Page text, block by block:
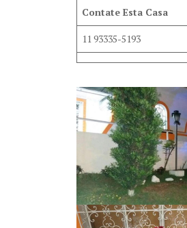
Contate Esta Casa
11 93335-5193